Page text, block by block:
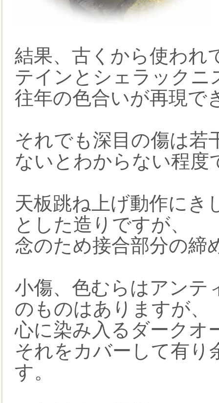
結果、古くから使われ
テインとシェラックニ
往年の色合いが再現で
それでも深目の傷は若
ないとわからない程度
天板跳ね上げ動作にき
とした造りですが、
念のため接合部分の締
小傷、色むらはアンテ
のものはありますが、
心に染み入るダークオ
それをカバーして有り
す。